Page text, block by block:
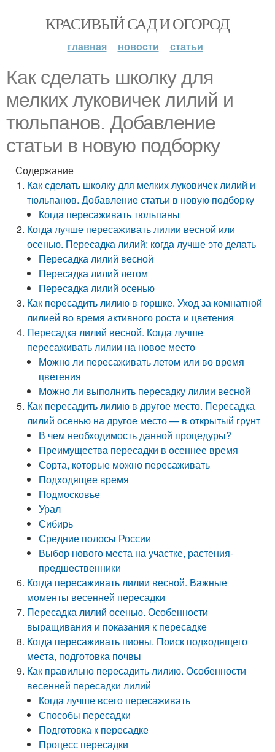
КРАСИВЫЙ САД И ОГОРОД
главная новости статьи
Как сделать школку для
мелких луковичек лилий и
тюльпанов. Добавление
статьи в новую подборку
Содержание
Как сделать школку для мелких луковичек лилий и
тюльпанов. Добавление статьи в новую подборку
Когда пересаживать тюльпаны
Когда лучше пересаживать лилии весной или
осенью. Пересадка лилий: когда лучше это делать
Пересадка лилий весной
Пересадка лилий летом
Пересадка лилий осенью
Как пересадить лилию в горшке. Уход за комнатной
лилией во время активного роста и цветения
Пересадка лилий весной. Когда лучше
пересаживать лилии на новое место
Можно ли пересаживать летом или во время
цветения
Можно ли выполнить пересадку лилии весной
Как пересадить лилию в другое место. Пересадка
лилий осенью на другое место — в открытый грунт
В чем необходимость данной процедуры?
Преимущества пересадки в осеннее время
Сорта, которые можно пересаживать
Подходящее время
Подмосковье
Урал
Сибирь
Средние полосы России
Выбор нового места на участке, растения-
предшественники
Когда пересаживать лилии весной. Важные
моменты весенней пересадки
Пересадка лилий осенью. Особенности
выращивания и показания к пересадке
Когда пересаживать пионы. Поиск подходящего
места, подготовка почвы
Как правильно пересадить лилию. Особенности
весенней пересадки лилий
Когда лучше всего пересаживать
Способы пересадки
Подготовка к пересадке
Процесс пересадки